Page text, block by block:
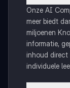
Onze AI
meer biedt
miljoenen
informatie,
inhoud
individuele